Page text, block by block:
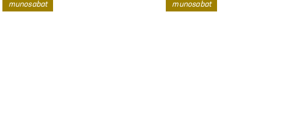
bo‘lsa-da, holat kelib
tergov hibsxonasida
munosabat munosabat